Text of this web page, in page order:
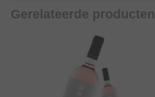
Gerelateerde producten